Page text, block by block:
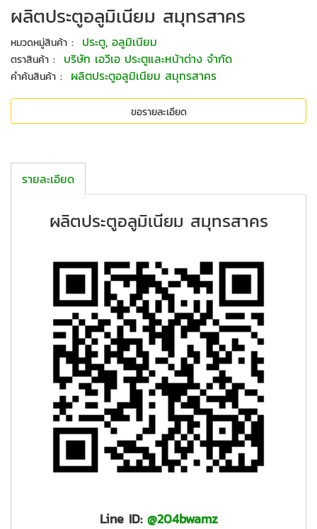
ผลิตประตูอลูมิเนียม สมุทรสาคร
หมวดหมู่สินค้า : ประตู, อลูมิเนียม
ตราสินค้า : บริษัท เอวีเอ ประตูและหน้าต่าง จำกัด
คำค้นสินค้า : ผลิตประตูอลูมิเนียม สมุทรสาคร
ขอรายละเอียด
รายละเอียด
ผลิตประตูอลูมิเนียม สมุทรสาคร
Line ID: @204bwamz